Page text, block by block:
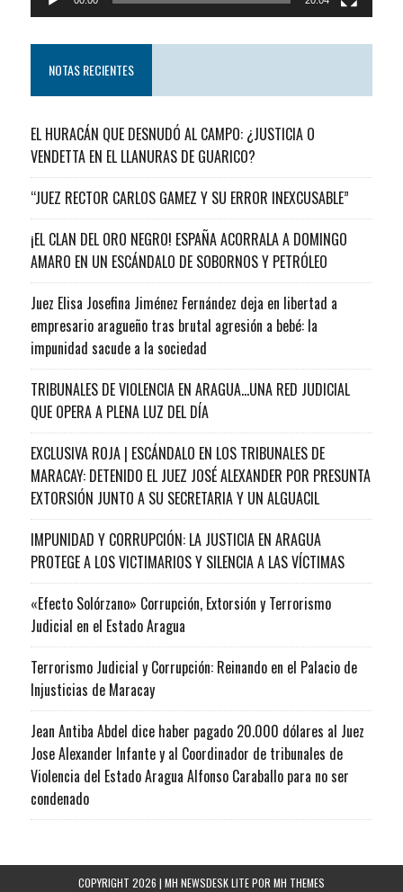
NOTAS RECIENTES
EL HURACÁN QUE DESNUDÓ AL CAMPO: ¿JUSTICIA O
VENDETTA EN EL LLANURAS DE GUARICO?
“JUEZ RECTOR CARLOS GAMEZ Y SU ERROR INEXCUSABLE”
¡EL CLAN DEL ORO NEGRO! ESPAÑA ACORRALA A DOMINGO
AMARO EN UN ESCÁNDALO DE SOBORNOS Y PETRÓLEO
Juez Elisa Josefina Jiménez Fernández deja en libertad a
empresario aragueño tras brutal agresión a bebé: la
impunidad sacude a la sociedad
TRIBUNALES DE VIOLENCIA EN ARAGUA…UNA RED JUDICIAL
QUE OPERA A PLENA LUZ DEL DÍA
EXCLUSIVA ROJA | ESCÁNDALO EN LOS TRIBUNALES DE
MARACAY: DETENIDO EL JUEZ JOSÉ ALEXANDER POR PRESUNTA
EXTORSIÓN JUNTO A SU SECRETARIA Y UN ALGUACIL
IMPUNIDAD Y CORRUPCIÓN: LA JUSTICIA EN ARAGUA
PROTEGE A LOS VICTIMARIOS Y SILENCIA A LAS VÍCTIMAS
«Efecto Solórzano» Corrupción, Extorsión y Terrorismo
Judicial en el Estado Aragua
Terrorismo Judicial y Corrupción: Reinando en el Palacio de
Injusticias de Maracay
Jean Antiba Abdel dice haber pagado 20.000 dólares al Juez
Jose Alexander Infante y al Coordinador de tribunales de
Violencia del Estado Aragua Alfonso Caraballo para no ser
condenado
COPYRIGHT 2026 | MH NEWSDESK LITE POR MH THEMES